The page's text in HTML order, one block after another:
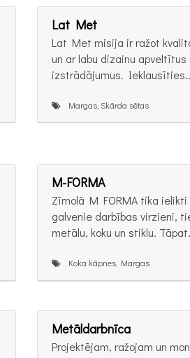
Lat Met
Lat Met misija ir ražot
un ar labu dizainu
izstrādājumus.
Margas, Skārda sētas
M-FORMA
Zīmolā M FORMA tika
galvenie darbības virzieni,
metālu, koku un stiklu.
Koka kāpnes, Margas
Metāldarbnīca
Projektējam, ražojam un